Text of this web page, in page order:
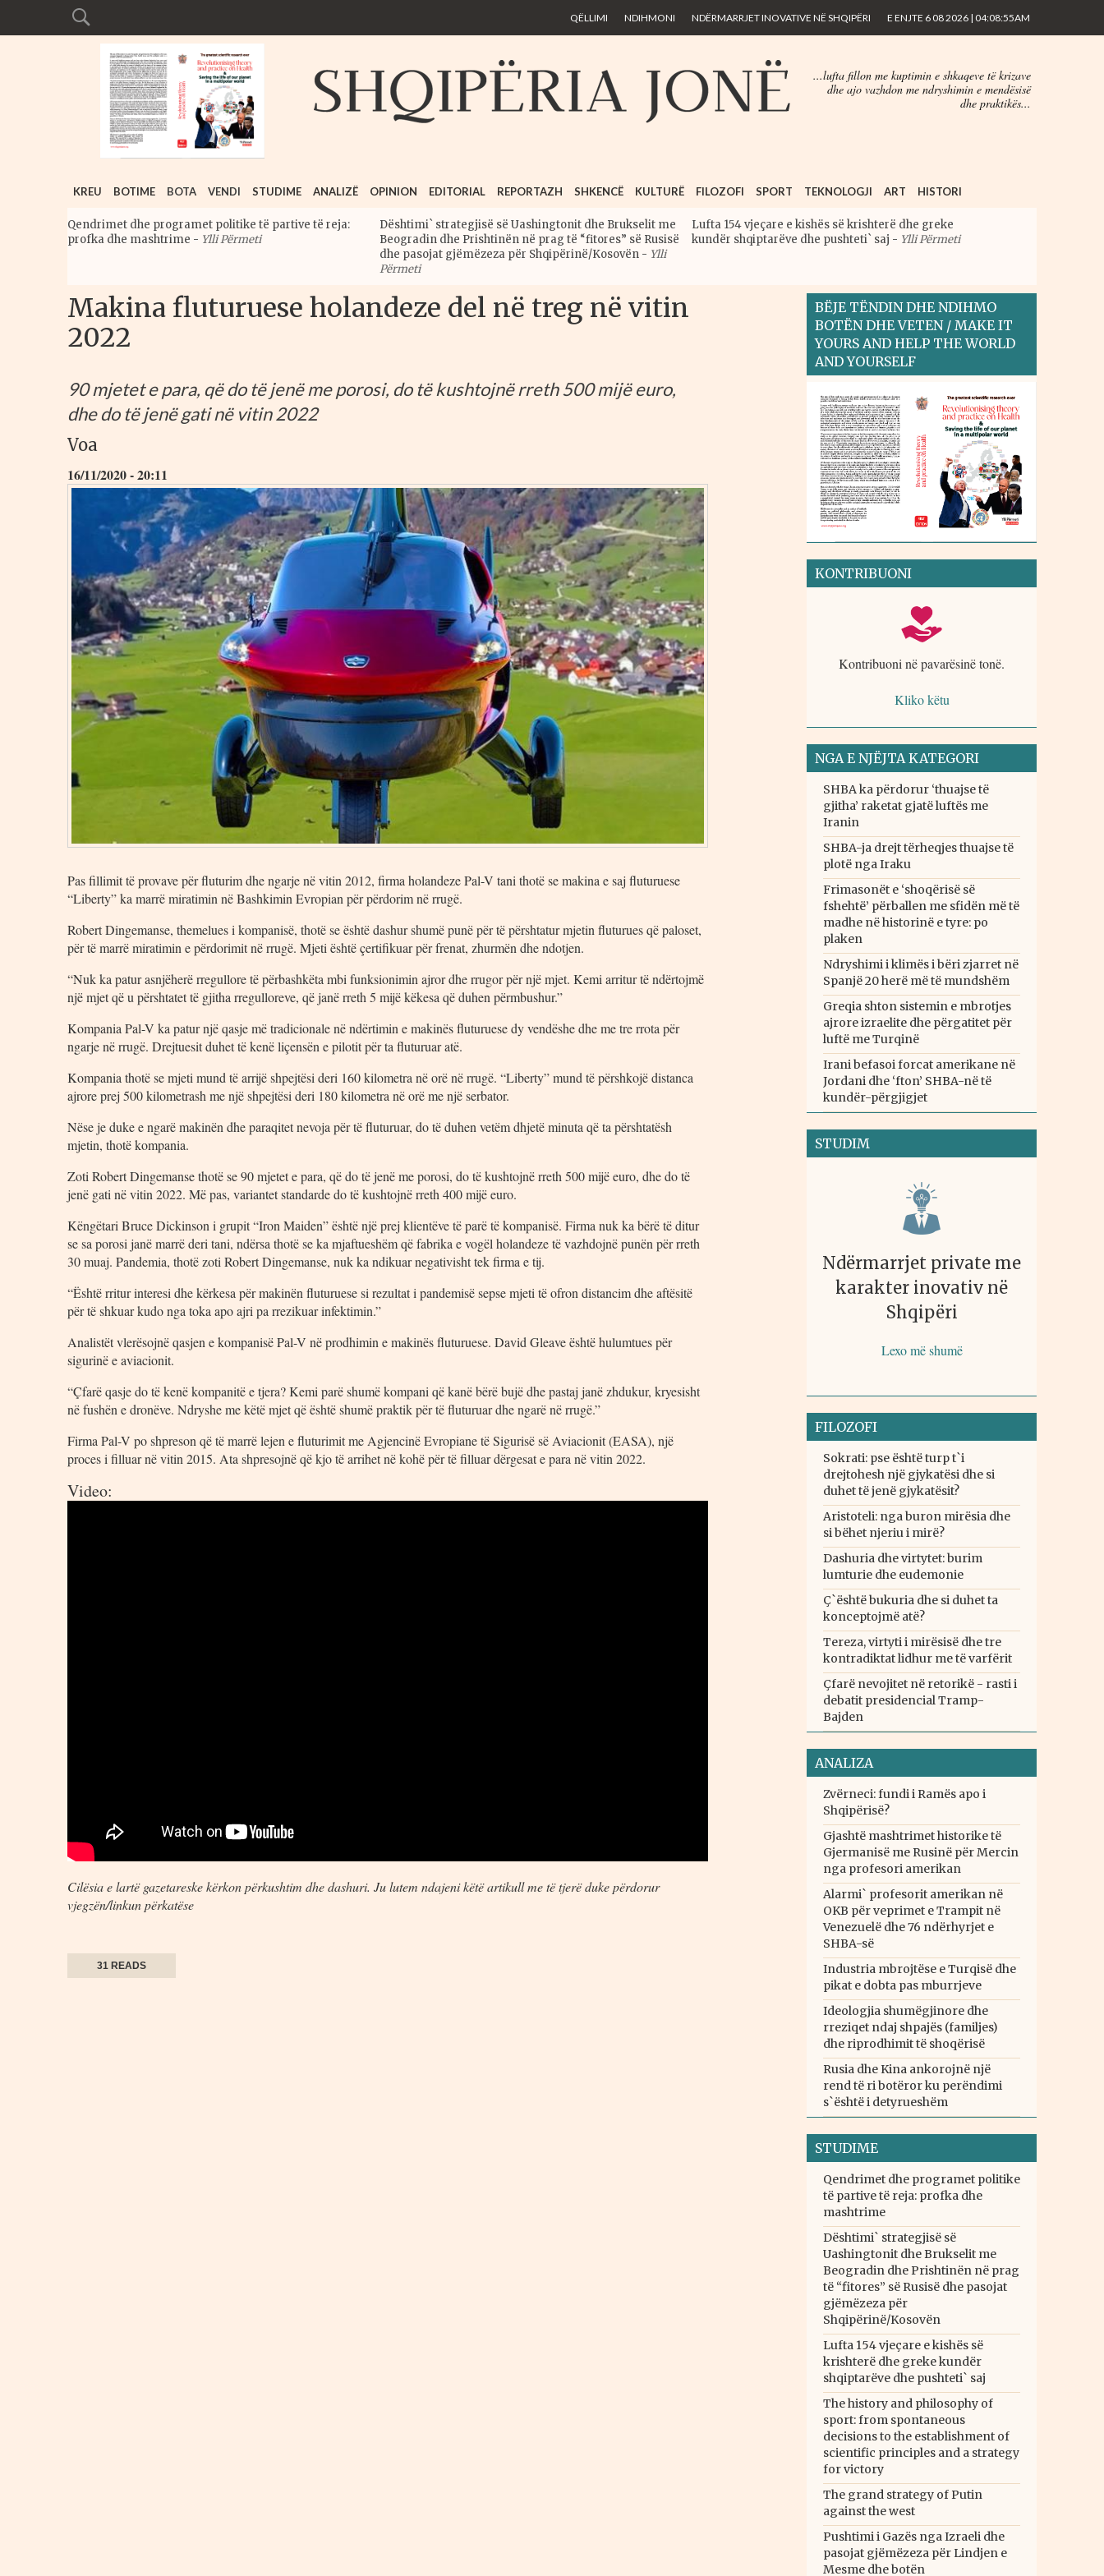
main
content
QËLLIMI NDIHMONI NDËRMARRJET INOVATIVE NË SHQIPËRI E ENJTE 6 08 2026 | 04:08:55AM
...lufta fillon me kuptimin e shkaqeve të krizave
dhe ajo vazhdon me ndryshimin e mendësisë
dhe praktikës...
KREU BOTIME BOTA VENDI STUDIME ANALIZË OPINION EDITORIAL REPORTAZH SHKENCË KULTURË FILOZOFI SPORT TEKNOLOGJI ART HISTORI
Qendrimet dhe programet politike të partive të reja:
profka dhe mashtrime - Ylli Përmeti
Dështimi` strategjisë së Uashingtonit dhe Brukselit me
Beogradin dhe Prishtinën në prag të “fitores” së Rusisë
dhe pasojat gjëmëzeza për Shqipërinë/Kosovën - Ylli
Përmeti
Lufta 154 vjeçare e kishës së krishterë dhe greke
kundër shqiptarëve dhe pushteti` saj - Ylli Përmeti
Makina fluturuese holandeze del në treg në vitin
2022
90 mjetet e para, që do të jenë me porosi, do të kushtojnë rreth 500 mijë euro,
dhe do të jenë gati në vitin 2022
Voa
16/11/2020 - 20:11
Pas fillimit të provave për fluturim dhe ngarje në vitin 2012, firma holandeze Pal-V tani thotë se makina e saj fluturuese
“Liberty” ka marrë miratimin në Bashkimin Evropian për përdorim në rrugë.
Robert Dingemanse, themelues i kompanisë, thotë se është dashur shumë punë për të përshtatur mjetin fluturues që paloset,
për të marrë miratimin e përdorimit në rrugë. Mjeti është çertifikuar për frenat, zhurmën dhe ndotjen.
“Nuk ka patur asnjëherë rregullore të përbashkëta mbi funksionimin ajror dhe rrugor për një mjet. Kemi arritur të ndërtojmë
një mjet që u përshtatet të gjitha rregulloreve, që janë rreth 5 mijë këkesa që duhen përmbushur.”
Kompania Pal-V ka patur një qasje më tradicionale në ndërtimin e makinës fluturuese dy vendëshe dhe me tre rrota për
ngarje në rrugë. Drejtuesit duhet të kenë liçensën e pilotit për ta fluturuar atë.
Kompania thotë se mjeti mund të arrijë shpejtësi deri 160 kilometra në orë në rrugë. “Liberty” mund të përshkojë distanca
ajrore prej 500 kilometrash me një shpejtësi deri 180 kilometra në orë me një serbator.
Nëse je duke e ngarë makinën dhe paraqitet nevoja për të fluturuar, do të duhen vetëm dhjetë minuta që ta përshtatësh
mjetin, thotë kompania.
Zoti Robert Dingemanse thotë se 90 mjetet e para, që do të jenë me porosi, do të kushtojnë rreth 500 mijë euro, dhe do të
jenë gati në vitin 2022. Më pas, variantet standarde do të kushtojnë rreth 400 mijë euro.
Këngëtari Bruce Dickinson i grupit “Iron Maiden” është një prej klientëve të parë të kompanisë. Firma nuk ka bërë të ditur
se sa porosi janë marrë deri tani, ndërsa thotë se ka mjaftueshëm që fabrika e vogël holandeze të vazhdojnë punën për rreth
30 muaj. Pandemia, thotë zoti Robert Dingemanse, nuk ka ndikuar negativisht tek firma e tij.
“Është rritur interesi dhe kërkesa për makinën fluturuese si rezultat i pandemisë sepse mjeti të ofron distancim dhe aftësitë
për të shkuar kudo nga toka apo ajri pa rrezikuar infektimin.”
Analistët vlerësojnë qasjen e kompanisë Pal-V në prodhimin e makinës fluturuese. David Gleave është hulumtues për
sigurinë e aviacionit.
“Çfarë qasje do të kenë kompanitë e tjera? Kemi parë shumë kompani që kanë bërë bujë dhe pastaj janë zhdukur, kryesisht
në fushën e dronëve. Ndryshe me këtë mjet që është shumë praktik për të fluturuar dhe ngarë në rrugë.”
Firma Pal-V po shpreson që të marrë lejen e fluturimit me Agjencinë Evropiane të Sigurisë së Aviacionit (EASA), një
proces i filluar në vitin 2015. Ata shpresojnë që kjo të arrihet në kohë për të filluar dërgesat e para në vitin 2022.
Video:
Cilësia e lartë gazetareske kërkon përkushtim dhe dashuri. Ju lutem ndajeni këtë artikull me të tjerë duke përdorur
vjegzën/linkun përkatëse
31 READS
BËJE TËNDIN DHE NDIHMO
BOTËN DHE VETEN / MAKE IT
YOURS AND HELP THE WORLD
AND YOURSELF
KONTRIBUONI
Kontribuoni në pavarësinë tonë.
Kliko këtu
NGA E NJËJTA KATEGORI
SHBA ka përdorur ‘thuajse të
gjitha’ raketat gjatë luftës me
Iranin
SHBA-ja drejt tërheqjes thuajse të
plotë nga Iraku
Frimasonët e ‘shoqërisë së
fshehtë’ përballen me sfidën më të
madhe në historinë e tyre: po
plaken
Ndryshimi i klimës i bëri zjarret në
Spanjë 20 herë më të mundshëm
Greqia shton sistemin e mbrotjes
ajrore izraelite dhe përgatitet për
luftë me Turqinë
Irani befasoi forcat amerikane në
Jordani dhe ‘fton’ SHBA-në të
kundër-përgjigjet
STUDIM
Ndërmarrjet private me
karakter inovativ në
Shqipëri
Lexo më shumë
FILOZOFI
Sokrati: pse është turp t`i
drejtohesh një gjykatësi dhe si
duhet të jenë gjykatësit?
Aristoteli: nga buron mirësia dhe
si bëhet njeriu i mirë?
Dashuria dhe virtytet: burim
lumturie dhe eudemonie
Ç`është bukuria dhe si duhet ta
konceptojmë atë?
Tereza, virtyti i mirësisë dhe tre
kontradiktat lidhur me të varfërit
Çfarë nevojitet në retorikë - rasti i
debatit presidencial Tramp-
Bajden
ANALIZA
Zvërneci: fundi i Ramës apo i
Shqipërisë?
Gjashtë mashtrimet historike të
Gjermanisë me Rusinë për Mercin
nga profesori amerikan
Alarmi` profesorit amerikan në
OKB për veprimet e Trampit në
Venezuelë dhe 76 ndërhyrjet e
SHBA-së
Industria mbrojtëse e Turqisë dhe
pikat e dobta pas mburrjeve
Ideologjia shumëgjinore dhe
rreziqet ndaj shpajës (familjes)
dhe riprodhimit të shoqërisë
Rusia dhe Kina ankorojnë një
rend të ri botëror ku perëndimi
s`është i detyrueshëm
STUDIME
Qendrimet dhe programet politike
të partive të reja: profka dhe
mashtrime
Dështimi` strategjisë së
Uashingtonit dhe Brukselit me
Beogradin dhe Prishtinën në prag
të “fitores” së Rusisë dhe pasojat
gjëmëzeza për
Shqipërinë/Kosovën
Lufta 154 vjeçare e kishës së
krishterë dhe greke kundër
shqiptarëve dhe pushteti` saj
The history and philosophy of
sport: from spontaneous
decisions to the establishment of
scientific principles and a strategy
for victory
The grand strategy of Putin
against the west
Pushtimi i Gazës nga Izraeli dhe
pasojat gjëmëzeza për Lindjen e
Mesme dhe botën